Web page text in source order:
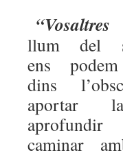
llum del
ens
dins
aportar
caminar